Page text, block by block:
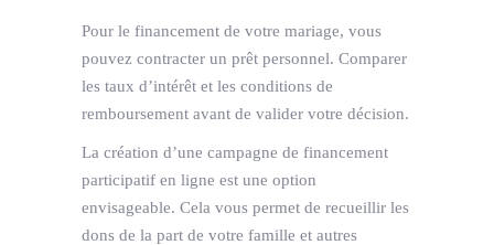
Pour le financement de votre mariage, vous
pouvez contracter un prêt personnel. Comparer
les taux d’intérêt et les conditions de
remboursement avant de valider votre décision.
La création d’une campagne de financement
participatif en ligne est une option
envisageable. Cela vous permet de recueillir les
dons de la part de votre famille et autres